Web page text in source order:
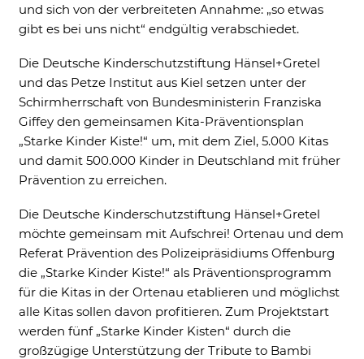
und sich von der verbreiteten Annahme: „so etwas
gibt es bei uns nicht“ endgültig verabschiedet.
Die Deutsche Kinderschutzstiftung Hänsel+Gretel
und das Petze Institut aus Kiel setzen unter der
Schirmherrschaft von Bundesministerin Franziska
Giffey den gemeinsamen Kita-Präventionsplan
„Starke Kinder Kiste!“ um, mit dem Ziel, 5.000 Kitas
und damit 500.000 Kinder in Deutschland mit früher
Prävention zu erreichen.
Die Deutsche Kinderschutzstiftung Hänsel+Gretel
möchte gemeinsam mit Aufschrei! Ortenau und dem
Referat Prävention des Polizeipräsidiums Offenburg
die „Starke Kinder Kiste!“ als Präventionsprogramm
für die Kitas in der Ortenau etablieren und möglichst
alle Kitas sollen davon profitieren. Zum Projektstart
werden fünf „Starke Kinder Kisten“ durch die
großzügige Unterstützung der Tribute to Bambi
External Content
Includes resources that make external
content available on the website. Such as
YouTube, Instagram or similar providers.
Cookie Informationen anzeigen
Marketing und Statistik
Marketing und Statistik Cookies werden
verwendet, um anonymes Tracking zu
anonymisierte Daten an eventuelle
Drittanbieter weitergeleitet.
Cookie Informationen anzeigen